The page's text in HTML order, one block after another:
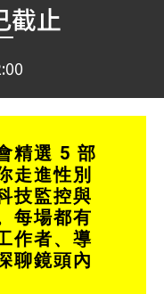
精選 5 部
走進性別
技監控與
每場都有
作者、導
聊鏡頭內
截止